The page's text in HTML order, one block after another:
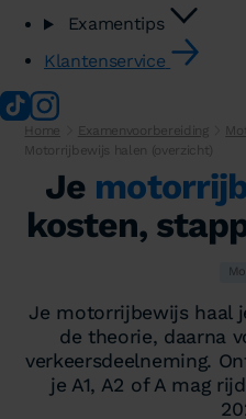
Examentips
Klantenservice
Home Examenvoorbereiding
Motorrijbewijs halen (overzicht)
Je
kosten,
Je motorrijbewijs haal
de theorie, daarna
verkeersdeelneming.
je A1, A2 of A mag